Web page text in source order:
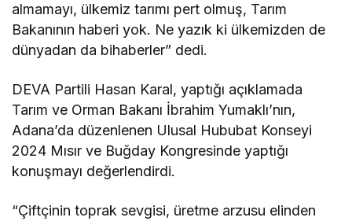
almamayı, ülkemiz tarımı pert olmuş, Tarım
Bakanının haberi yok. Ne yazık ki ülkemizden de
dünyadan da bihaberler” dedi.
DEVA Partili Hasan Karal, yaptığı açıklamada
Tarım ve Orman Bakanı İbrahim Yumaklı’nın,
Adana’da düzenlenen Ulusal Hububat Konseyi
2024 Mısır ve Buğday Kongresinde yaptığı
konuşmayı değerlendirdi.
“Çiftçinin toprak sevgisi, üretme arzusu elinden